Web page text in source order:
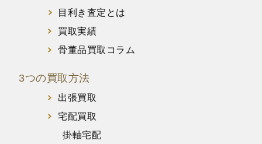
目利き査定とは
買取実績
骨董品買取コラム
3つの買取方法
出張買取
宅配買取
掛軸宅配